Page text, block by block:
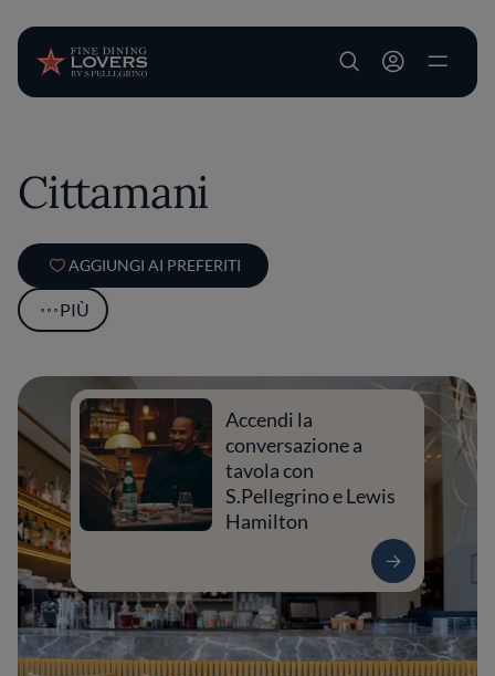
User account
Cittamani
AGGIUNGI AI PREFERITI
PIÙ
Accendi la
conversazione a
tavola con
S.Pellegrino e Lewis
Hamilton